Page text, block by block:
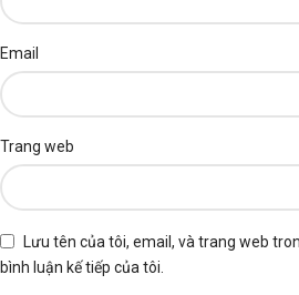
Email
Trang web
Lưu tên của tôi, email, và trang web
bình luận kế tiếp của tôi.